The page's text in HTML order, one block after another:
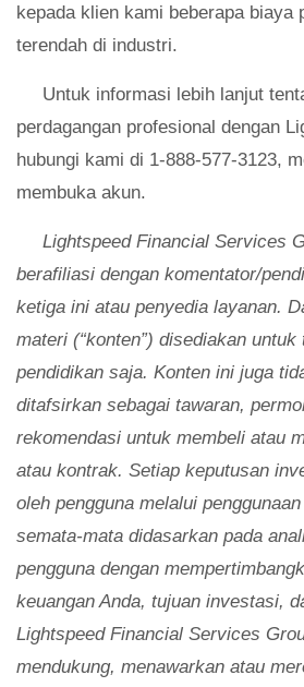
kepada klien kami beberapa biaya
terendah di industri.
Untuk informasi lebih lanjut
perdagangan profesional dengan
hubungi kami di 1-888-577-3123,
membuka akun.
Lightspeed Financial Services
berafiliasi dengan komentator/
ketiga ini atau penyedia layanan.
materi (“konten”) disediakan
pendidikan saja. Konten ini juga
ditafsirkan sebagai tawaran,
rekomendasi untuk membeli atau
atau kontrak. Setiap keputusan
oleh pengguna melalui
semata-mata didasarkan pada
pengguna dengan
keuangan Anda, tujuan investasi,
Lightspeed Financial Services
mendukung, menawarkan atau